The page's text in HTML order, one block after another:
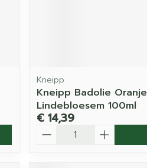
Kneipp
Kneipp Badolie Oranje
Lindebloesem 100ml
€ 14,39